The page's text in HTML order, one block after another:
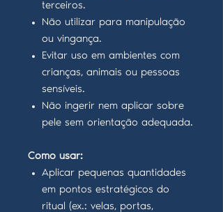
terceiros.
Não utilizar para manipulação
ou vingança.
Evitar uso em ambientes com
crianças, animais ou pessoas
sensíveis.
Não ingerir nem aplicar sobre
pele sem orientação adequada.
Como usar:
Aplicar pequenas quantidades
em pontos estratégicos do
ritual (ex.: velas, portas,